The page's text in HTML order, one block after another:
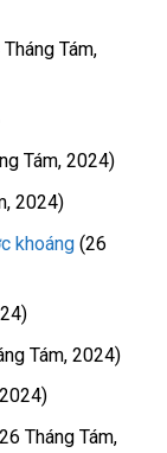
Tám,
Tám, 2024)
2024)
khoáng (26
Tám, 2024)
Tháng Tám,